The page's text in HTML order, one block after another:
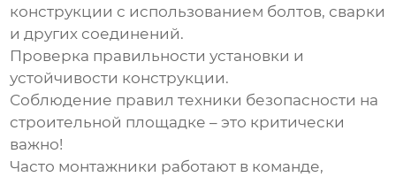
конструкции с использованием болтов, сварки
и других соединений.
Проверка правильности установки и
устойчивости конструкции.
Соблюдение правил техники безопасности на
строительной площадке – это критически
важно!
Часто монтажники работают в команде,